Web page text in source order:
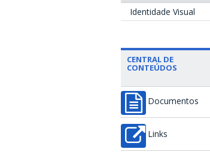
Identidade Visual
CENTRAL DE
CONTEÚDOS
Documentos
Links